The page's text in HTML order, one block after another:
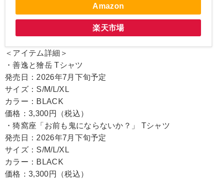
Amazon
楽天市場
＜アイテム詳細＞
・善逸と獪岳 Tシャツ
発売日：2026年7月下旬予定
サイズ：S/M/L/XL
カラー：BLACK
価格：3,300円（税込）
・猗窩座「お前も鬼にならないか？」 Tシャツ
発売日：2026年7月下旬予定
サイズ：S/M/L/XL
カラー：BLACK
価格：3,300円（税込）